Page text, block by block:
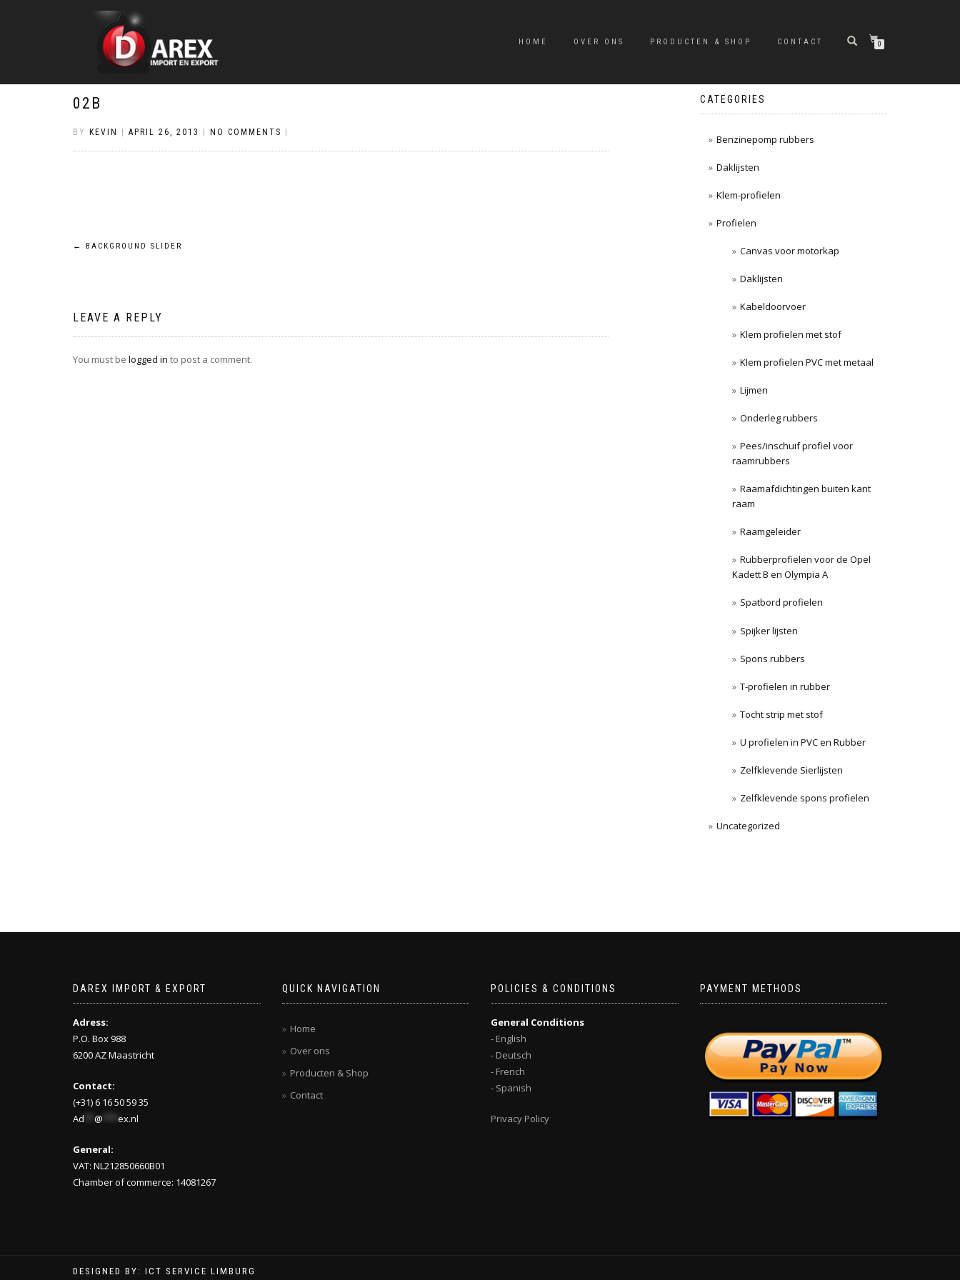
HOME OVER ONS PRODUCTEN & SHOP CONTACT 0
02B
BY KEVIN APRIL 26, 2013 NO COMMENTS
Post
← BACKGROUND SLIDER
LEAVE A REPLY
You must be logged in to post a comment.
CATEGORIES
Benzinepomp rubbers
Daklijsten
Klem-profielen
Profielen
Canvas voor motorkap
Daklijsten
Kabeldoorvoer
Klem profielen met stof
Klem profielen PVC met metaal
Lijmen
Onderleg rubbers
Pees/inschuif profiel voor
raamrubbers
Raamafdichtingen buiten kant
raam
Raamgeleider
Rubberprofielen voor de Opel
Kadett B en Olympia A
Spatbord profielen
Spijker lijsten
Spons rubbers
T-profielen in rubber
Tocht strip met stof
U profielen in PVC en Rubber
Zelfklevende Sierlijsten
Zelfklevende spons profielen
Uncategorized
DAREX IMPORT & EXPORT
Adress:
P.O. Box 988
6200 AZ Maastricht
Contact:
(+31) 6 16 50 59 35
Ad
@ ex.nl
General:
VAT: NL212850660B01
Chamber of commerce: 14081267
QUICK NAVIGATION
Home
Over ons
Producten & Shop
Contact
POLICIES & CONDITIONS
General Conditions
- English
- Deutsch
- French
- Spanish
Privacy Policy
PAYMENT METHODS
DESIGNED BY: ICT SERVICE LIMBURG